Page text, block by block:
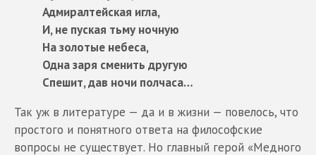
Адмиралтейская игла,
И, не пуская тьму ночную
На золотые небеса,
Одна заря сменить другую
Спешит, дав ночи полчаса…
Так уж в литературе — да и в жизни — повелось, что
простого и понятного ответа на философские
вопросы не существует. Но главный герой «Медного